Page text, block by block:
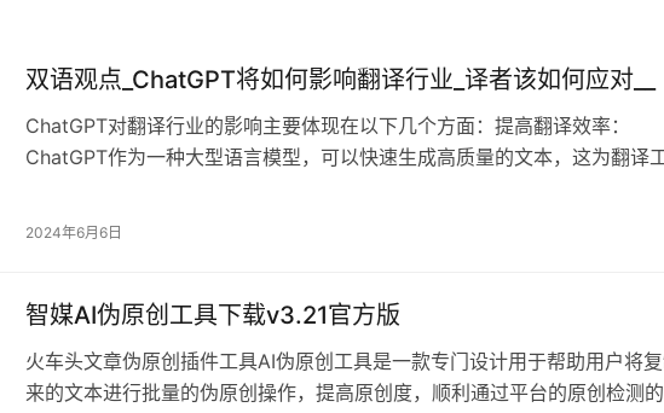
双语观点_ChatGPT将如何影响翻译行业_译者该如何应对__
ChatGPT对翻译行业的影响主要体现在以下几个方面：提高翻译效率：
ChatGPT作为一种大型语言模型，可以快速生成高质量的文本，这为翻译
2024年6月6日
智媒AI伪原创工具下载v3.21官方版
火车头文章伪原创插件工具AI伪原创工具是一款专门设计用于帮助用户将
来的文本进行批量的伪原创操作，提高原创度，顺利通过平台的原创检测的